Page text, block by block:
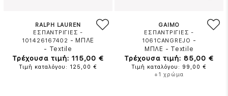
RALPH LAUREN
ΕΣΠΑΝΤΡΙΓΙΕΣ -
101426167402 - ΜΠΛΕ
- Textile
Τρέχουσα τιμή: 115,00 €
Τιμή καταλόγου: 125,00 €
GAIMO
ΕΣΠΑΝΤΡΙΓΙΕΣ -
1061CANGREJO -
ΜΠΛΕ - Textile
Τρέχουσα τιμή: 85,00 €
Τιμή καταλόγου: 99,00 €
+1 χρώμα